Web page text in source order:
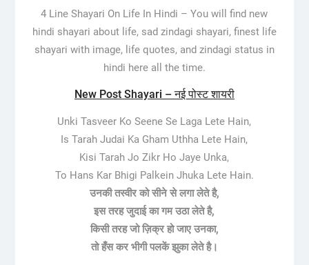
4 Line Shayari On Life In Hindi –You will find new
hindi shayari about life, sad zindagi shayari, finest life
shayari with image, life quotes, and zindagi status in
hindi here all the time.
New Post Shayari – नई पोस्ट शायरी
Unki Tasveer Ko Seene Se Laga Lete Hain,
Is Tarah Judai Ka Gham Uthha Lete Hain,
Kisi Tarah Jo Zikr Ho Jaye Unka,
To Hans Kar Bhigi Palkein Jhuka Lete Hain.
उनकी तस्वीर को सीने से लगा लेते है,
इस तरह जुदाई का गम उठा लेते है,
किसी तरह जो ज़िक्र हो जाए उनका,
तो हँस कर भीगी पलकें झुका लेते है।